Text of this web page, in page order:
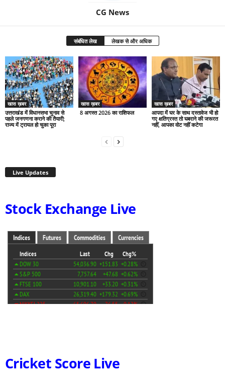
CG News
संबंधित लेख लेखक से और अधिक
खास ख़बर
उत्तराखंड में विधानसभा चुनाव से
पहले जनगणना कराने की तैयारी;
राज्य में ट्रायल हो चुका पूरा
खास ख़बर
8 अगस्त 2026 का राशिफल
खास ख़बर
आपदा में घर के साथ दस्तावेज भी हो
गए क्षतिग्रस्त तो घबराने की जरूरत
नहीं, आपका वोट नहीं कटेगा
Live Updates
Stock Exchange Live
Cricket Score Live